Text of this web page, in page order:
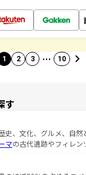
1 2 3 … 10
す
史、文化、グルメ、自
マの古代遺跡やフィレン
ーナの美しい田園風景や